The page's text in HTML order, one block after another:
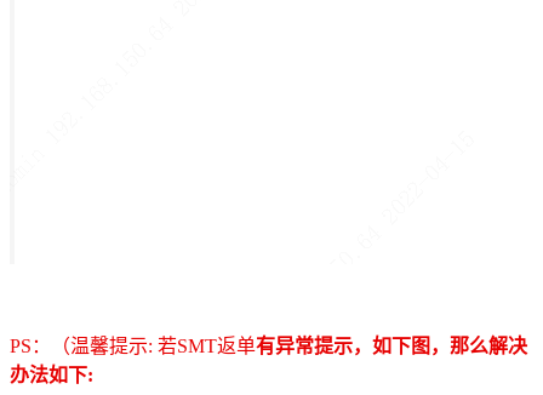
PS：（温馨提示: 若SMT返单有异常提示，如下图，那么解决
办法如下: